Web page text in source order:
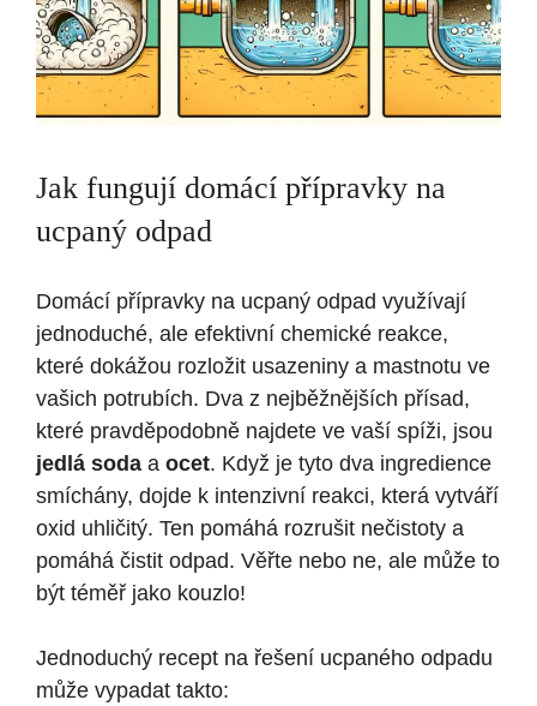
Jak fungují domácí přípravky na
ucpaný odpad
Domácí přípravky na ucpaný odpad využívají
jednoduché, ale efektivní chemické reakce,
které dokážou rozložit usazeniny a mastnotu ve
vašich potrubích. Dva z nejběžnějších přísad,
které pravděpodobně najdete ve vaší spíži, jsou
jedlá soda a ocet. Když je tyto dva ingredience
smíchány, dojde k intenzivní reakci, která vytváří
oxid uhličitý. Ten pomáhá rozrušit nečistoty a
pomáhá čistit odpad. Věřte nebo ne, ale může to
být téměř jako kouzlo!
Jednoduchý recept na řešení ucpaného odpadu
může vypadat takto: